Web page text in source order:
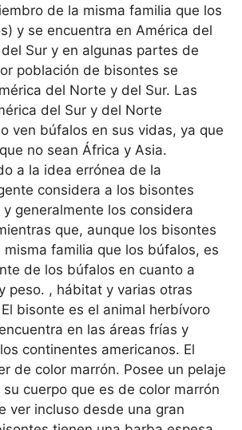
de la misma familia que los
y se encuentra en América del
Sur y en algunas partes de
población de bisontes se
del Norte y del Sur. Las
del Sur y del Norte
ven búfalos en sus vidas, ya que
no sean África y Asia.
a la idea errónea de la
considera a los bisontes
generalmente los considera
que, aunque los bisontes
familia que los búfalos, es
de los búfalos en cuanto a
peso. , hábitat y varias otras
bisonte es el animal herbívoro
en las áreas frías y
continentes americanos. El
de color marrón. Posee un pelaje
cuerpo que es de color marrón
ver incluso desde una gran